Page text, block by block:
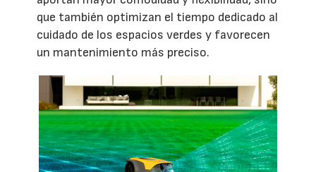
que también optimizan el tiempo dedicado al
cuidado de los espacios verdes y favorecen
un mantenimiento más preciso.